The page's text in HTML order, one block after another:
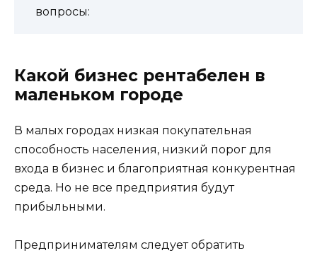
вопросы:
Какой бизнес рентабелен в
маленьком городе
В малых городах низкая покупательная
способность населения, низкий порог для
входа в бизнес и благоприятная конкурентная
среда. Но не все предприятия будут
прибыльными.
Предпринимателям следует обратить